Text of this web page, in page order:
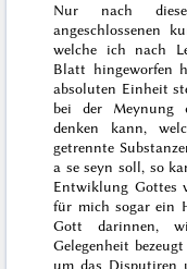
Nur nach
angeschlossenen
welche ich nach
Blatt hingeworfen
absoluten Einheit
bei der Meynung
denken kann,
getrennte
a seseyn soll, so
Entwiklung Gottes
für mich sogar ein
Gott darinnen,
Gelegenheit
um das Disputiren